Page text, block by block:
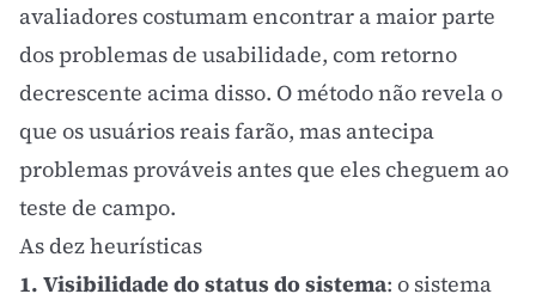
avaliadores costumam encontrar a maior parte
dos problemas de usabilidade, com retorno
decrescente acima disso. O método não revela o
que os usuários reais farão, mas antecipa
problemas prováveis antes que eles cheguem ao
teste de campo.
As dez heurísticas
1. Visibilidade do status do sistema: o sistema